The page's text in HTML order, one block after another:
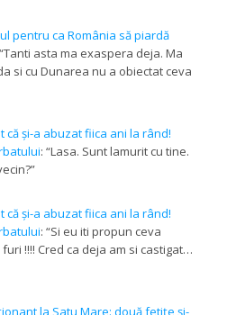
pentru ca România să piardă
Tanti asta ma exaspera deja. Ma
si cu Dunarea nu a obiectat ceva
că și-a abuzat fiica ani la rând!
: “Lasa. Sunt lamurit cu tine.
”
că și-a abuzat fiica ani la rând!
: “Si eu iti propun ceva
!!!! Cred ca deja am si castigat…
la Satu Mare: două fetițe și-